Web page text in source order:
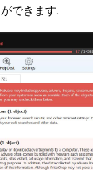
ができます.